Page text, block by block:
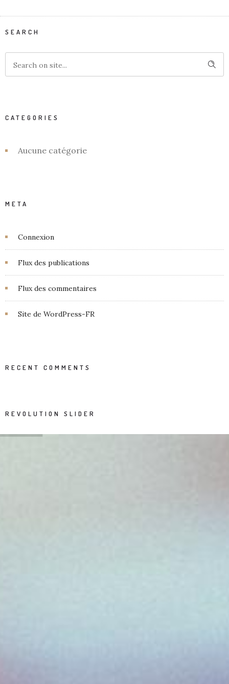
SEARCH
CATEGORIES
Aucune catégorie
META
Connexion
Flux des publications
Flux des commentaires
Site de WordPress-FR
RECENT COMMENTS
REVOLUTION SLIDER